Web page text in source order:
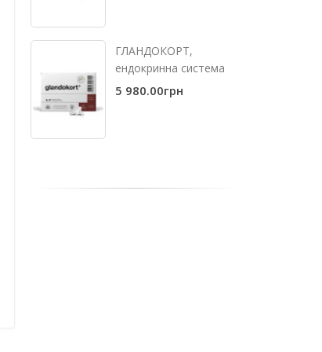
ГЛАНДОКОРТ,
ендокринна система
5 980.00грн